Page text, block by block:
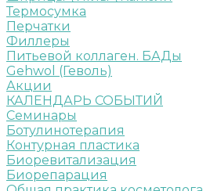
Термосумка
Перчатки
Филлеры
Питьевой коллаген. БАДы
Gehwol (Геволь)
Акции
КАЛЕНДАРЬ СОБЫТИЙ
Семинары
Ботулинотерапия
Контурная пластика
Биоревитализация
Биорепарация